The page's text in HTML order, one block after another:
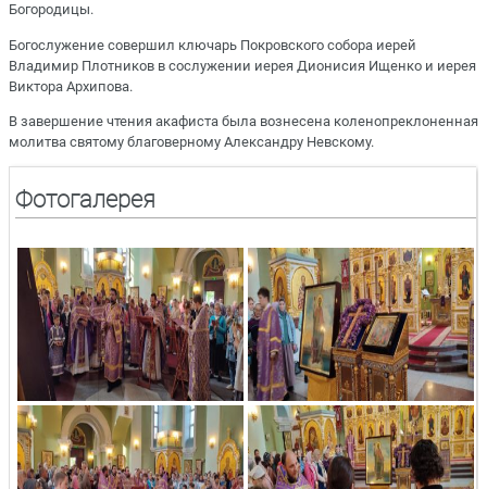
Богородицы.
Богослужение совершил ключарь Покровского собора иерей
Владимир Плотников в сослужении иерея Дионисия Ищенко и иерея
Виктора Архипова.
В завершение чтения акафиста была вознесена коленопреклоненная
молитва святому благоверному Александру Невскому.
Фотогалерея